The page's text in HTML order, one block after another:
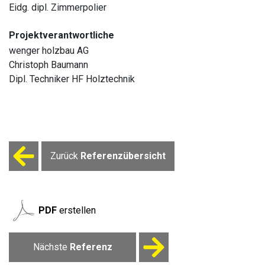
Eidg. dipl. Zimmerpolier
Projektverantwortliche
wenger holzbau AG
Christoph Baumann
Dipl. Techniker HF Holztechnik
Zurück Referenzübersicht
PDF erstellen
Nächste Referenz